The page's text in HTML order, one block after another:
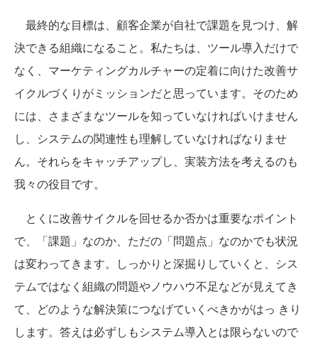
最終的な目標は、顧客企業が自社で課題を見つけ、解
決できる組織になること。私たちは、ツール導入だけで
なく、マーケティングカルチャーの定着に向けた改善サ
イクルづくりがミッションだと思っています。そのため
には、さまざまなツールを知っていなければいけません
し、システムの関連性も理解していなければなりませ
ん。それらをキャッチアップし、実装方法を考えるのも
我々の役目です。
とくに改善サイクルを回せるか否かは重要なポイント
で、「課題」なのか、ただの「問題点」なのかでも状況
は変わってきます。しっかりと深掘りしていくと、シス
テムではなく組織の問題やノウハウ不足などが見えてき
て、どのような解決策につなげていくべきかがはっ きり
します。答えは必ずしもシステム導入とは限らないので